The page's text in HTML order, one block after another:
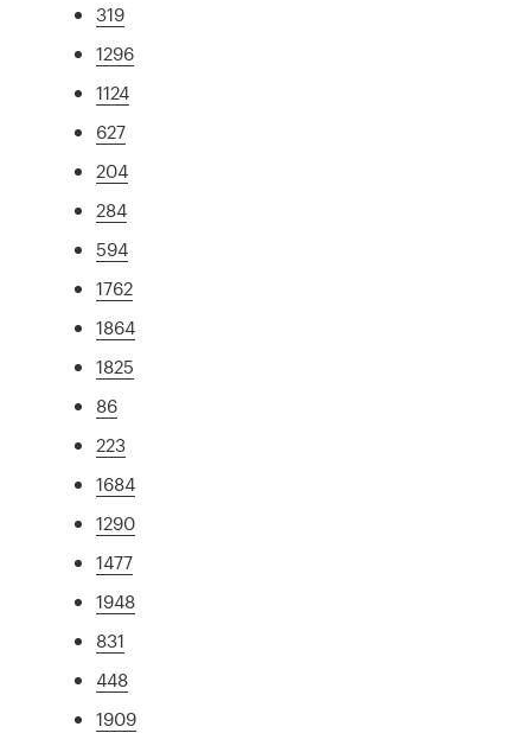
319
1296
1124
627
204
284
594
1762
1864
1825
86
223
1684
1290
1477
1948
831
448
1909